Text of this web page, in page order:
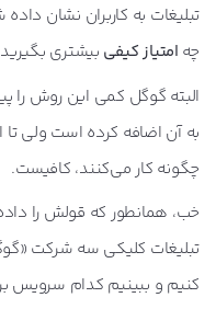
تبلیغات به کاربران نشان
چه امتیاز کیفی بیشتری
البته گوگل کمی این روش را
به آن اضافه کرده است ولی تا
چگونه کار می‌کنند، کافیست.
خب، همانطور که قولش را
تبلیغات کلیکی سه شرکت
کنیم و ببینیم کدام سرویس